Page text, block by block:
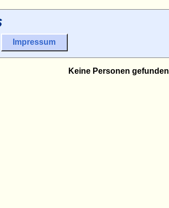
Impressum
Keine Personen gefunden